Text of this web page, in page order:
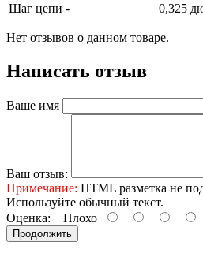
Шаг цепи -
0,325
Нет отзывов о данном товаре.
Написать отзыв
Ваше имя
Ваш отзыв:
Примечание: HTML разметка не
Используйте обычный текст.
Оценка: Плохо
Продолжить